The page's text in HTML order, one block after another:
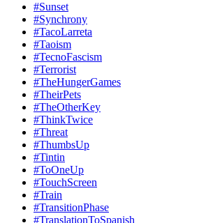
#Sunset
#Synchrony
#TacoLarreta
#Taoism
#TecnoFascism
#Terrorist
#TheHungerGames
#TheirPets
#TheOtherKey
#ThinkTwice
#Threat
#ThumbsUp
#Tintin
#ToOneUp
#TouchScreen
#Train
#TransitionPhase
#TranslationToSpanish